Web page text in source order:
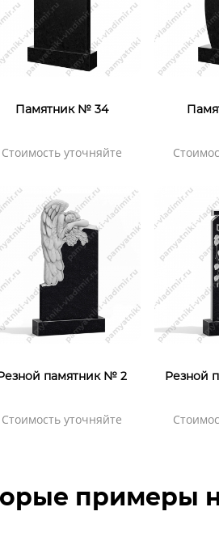
Памятник № 34
Стоимость уточняйте
памятник № 2
Стоимость уточняйте
Резной
примеры